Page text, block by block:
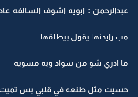
عبدالرحمن : ابويه اشوف السالفه
مب رايدنها يقول بيطلقها
ما ادري شو من سواد ويه مسويه
حسيت مثل طنعه في قلبي بس